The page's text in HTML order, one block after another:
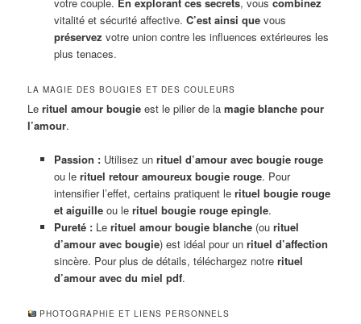
vitalité et sécurité affective. C’est ainsi quevous
préservez votre union contre les influences extérieures les
plus tenaces.
LA MAGIE DES BOUGIES ET DES COULEURS
Lerituel amour bougie est le pilier de lamagie blanche pour
l’amour.
Passion :Utilisez un rituel d’amour avec bougie rouge
ou le rituel retour amoureux bougie rouge. Pour
intensifier l’effet, certains pratiquent le rituel bougie rouge
et aiguilleou le rituel bougie rouge epingle.
Pureté :Le rituel amour bougie blanche(ou rituel
d’amour avec bougie) est idéal pour un rituel d’affection
sincère. Pour plus de détails, téléchargez notre rituel
d’amour avec du miel pdf.
PHOTOGRAPHIE ET LIENS PERSONNELS